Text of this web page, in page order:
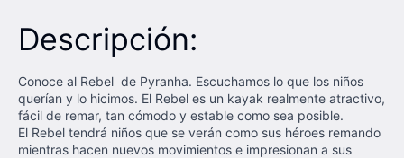
Descripción:
Conoce al Rebel de Pyranha. Escuchamos lo que los niños
querían y lo hicimos. El Rebel es un kayak realmente atractivo,
fácil de remar, tan cómodo y estable como sea posible.
El Rebel tendrá niños que se verán como sus héroes remando
mientras hacen nuevos movimientos e impresionan a sus